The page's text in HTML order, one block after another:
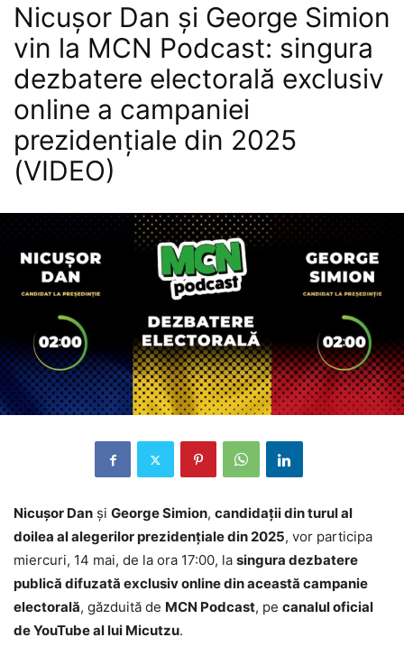
Nicușor Dan și George Simion
vin la MCN Podcast: singura
dezbatere electorală exclusiv
online a campaniei
prezidențiale din 2025
(VIDEO)
Nicușor Dan și George Simion, candidații din turul al
doilea al alegerilor prezidențiale din 2025, vor participa
miercuri, 14 mai, de la ora 17:00, la singura dezbatere
publică difuzată exclusiv online din această campanie
electorală, găzduită de MCN Podcast, pe canalul oficial
de YouTube al lui Micutzu.